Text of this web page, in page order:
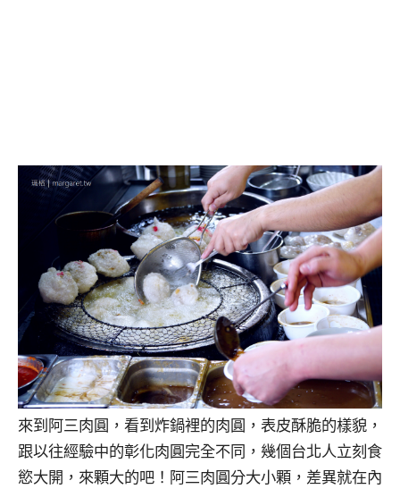
來到阿三肉圓，看到炸鍋裡的肉圓，表皮酥脆的樣貌，
跟以往經驗中的彰化肉圓完全不同，幾個台北人立刻食
慾大開，來顆大的吧！阿三肉圓分大小顆，差異就在內